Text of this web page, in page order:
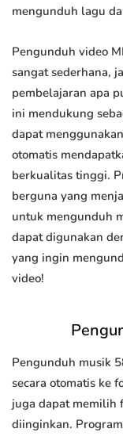
mengunduh lagu
Pengunduh video
sangat sederhana,
pembelajaran apa
ini mendukung
dapat
otomatis
berkualitas tinggi.
berguna yang
untuk mengunduh
dapat digunakan
yang ingin
video!
Pengunduh musik
secara otomatis ke
juga dapat memilih
diinginkan.